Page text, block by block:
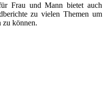
Frau und Mann bietet auch
zu vielen Themen um
zu können.